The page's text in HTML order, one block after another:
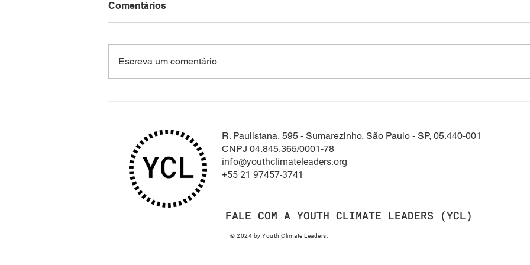
Comentários
Escreva um comentário
R. Paulistana, 595 - Sumarezinho, São Paulo - SP, 05.440-001
CNPJ 04.845.365/0001-78
info@youthclimateleaders.org
+55 21 97457-3741
FALE COM A YOUTH CLIMATE LEADERS (YCL)
© 2024 by Youth Climate Leaders.